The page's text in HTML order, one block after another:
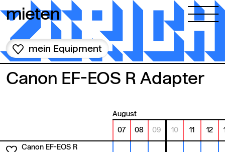
mieten
mein Equipment
Canon EF-EOS R Adapter
August
07 08 09 10 11 12
Canon EF-EOS R